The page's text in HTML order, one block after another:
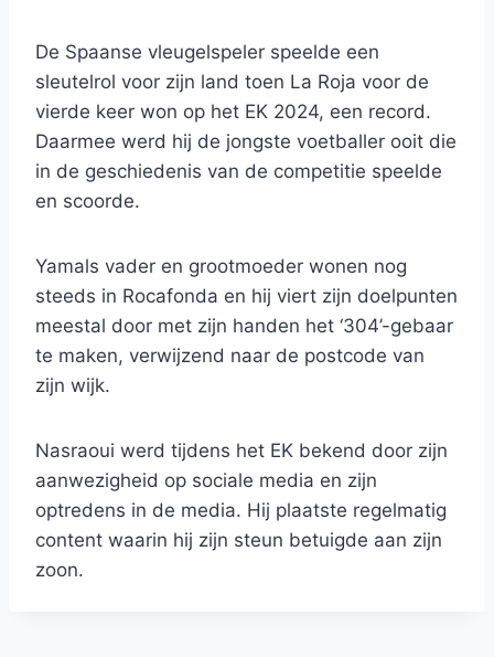
De Spaanse vleugelspeler speelde een
sleutelrol voor zijn land toen La Roja voor de
vierde keer won op het EK 2024, een record.
Daarmee werd hij de jongste voetballer ooit die
in de geschiedenis van de competitie speelde
en scoorde.
Yamals vader en grootmoeder wonen nog
steeds in Rocafonda en hij viert zijn doelpunten
meestal door met zijn handen het ‘304’-gebaar
te maken, verwijzend naar de postcode van
zijn wijk.
Nasraoui werd tijdens het EK bekend door zijn
aanwezigheid op sociale media en zijn
optredens in de media. Hij plaatste regelmatig
content waarin hij zijn steun betuigde aan zijn
zoon.